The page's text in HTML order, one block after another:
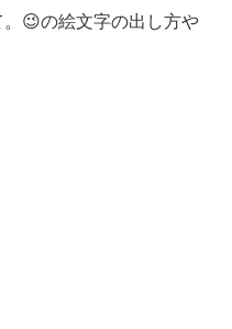
😉の絵文字の出し方や